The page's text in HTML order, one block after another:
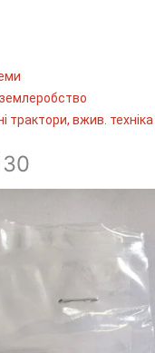
трактори, вжив. техніка